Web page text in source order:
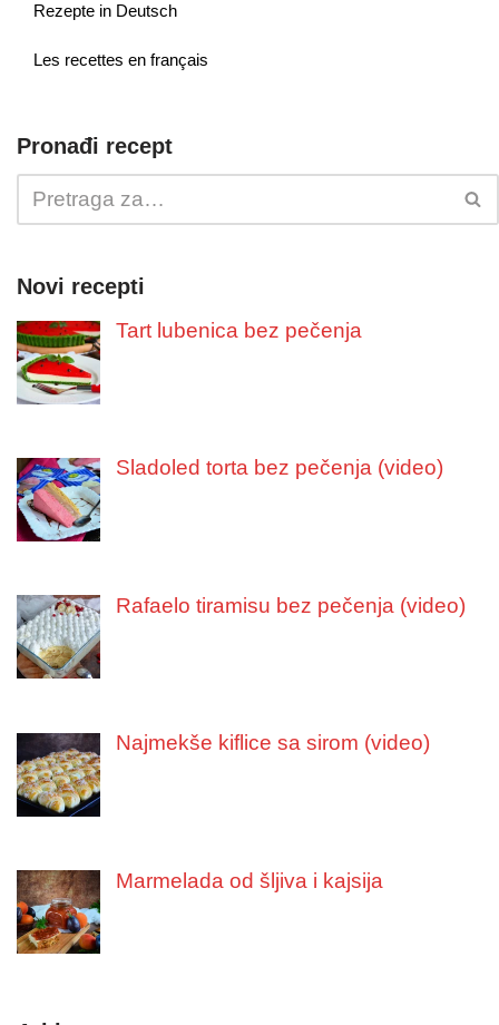
Rezepte in Deutsch
Les recettes en français
Pronađi recept
Novi recepti
Tart lubenica bez pečenja
Sladoled torta bez pečenja (video)
Rafaelo tiramisu bez pečenja (video)
Najmekše kiflice sa sirom (video)
Marmelada od šljiva i kajsija